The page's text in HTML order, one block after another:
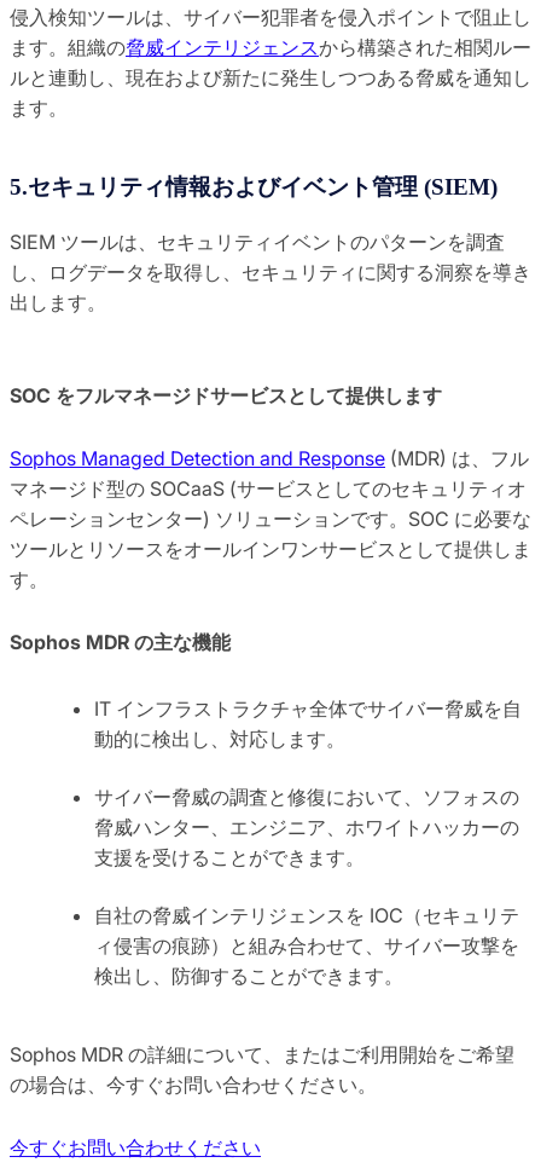
侵入検知ツールは、サイバー犯罪者を侵入ポイントで阻止し
ます。組織の脅威インテリジェンスから構築された相関ルー
ルと連動し、現在および新たに発生しつつある脅威を通知し
ます。
5.セキュリティ情報およびイベント管理 (SIEM)
SIEM ツールは、セキュリティイベントのパターンを調査
し、ログデータを取得し、セキュリティに関する洞察を導き
出します。
SOC をフルマネージドサービスとして提供します
Sophos Managed Detection and Response (MDR) は、フル
マネージド型の SOCaaS (サービスとしてのセキュリティオ
ペレーションセンター) ソリューションです。SOC に必要な
ツールとリソースをオールインワンサービスとして提供しま
す。
Sophos MDR の主な機能
IT インフラストラクチャ全体でサイバー脅威を自
動的に検出し、対応します。
サイバー脅威の調査と修復において、ソフォスの
脅威ハンター、エンジニア、ホワイトハッカーの
支援を受けることができます。
自社の脅威インテリジェンスを IOC（セキュリテ
ィ侵害の痕跡）と組み合わせて、サイバー攻撃を
検出し、防御することができます。
Sophos MDR の詳細について、またはご利用開始をご希望
の場合は、今すぐお問い合わせください。
今すぐお問い合わせください